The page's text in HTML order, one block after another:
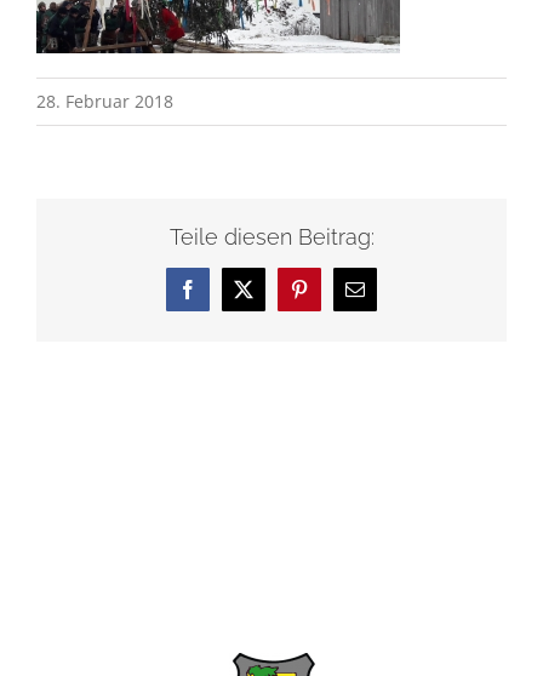
28. Februar 2018
Teile diesen Beitrag:
Facebook
X Pinterest
E-
Mail